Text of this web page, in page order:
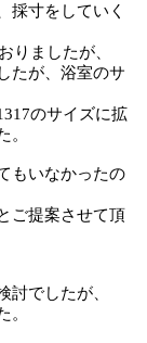
採寸をしていく
りましたが、
たが、浴室のサ
のサイズに拡
。
もいなかったの
ご提案させて頂
討でしたが、
。